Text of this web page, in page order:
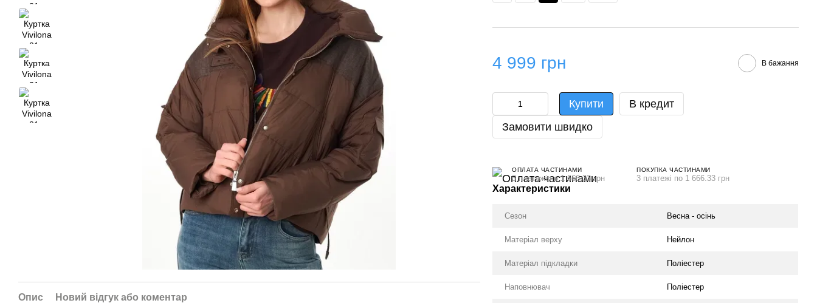
Опис Новий відгук або коментар
4 999 грн В бажання
Купити
В кредит
Замовити швидко
ОПЛАТА ЧАСТИНАМИ
3 платежі по 1 666.33 грн
ПОКУПКА ЧАСТИНАМИ
3 платежі по 1 666.33 грн
Характеристики
Сезон Весна - осінь
Матеріал верху Нейлон
Матеріал підкладки Поліестер
Наповнювач Поліестер